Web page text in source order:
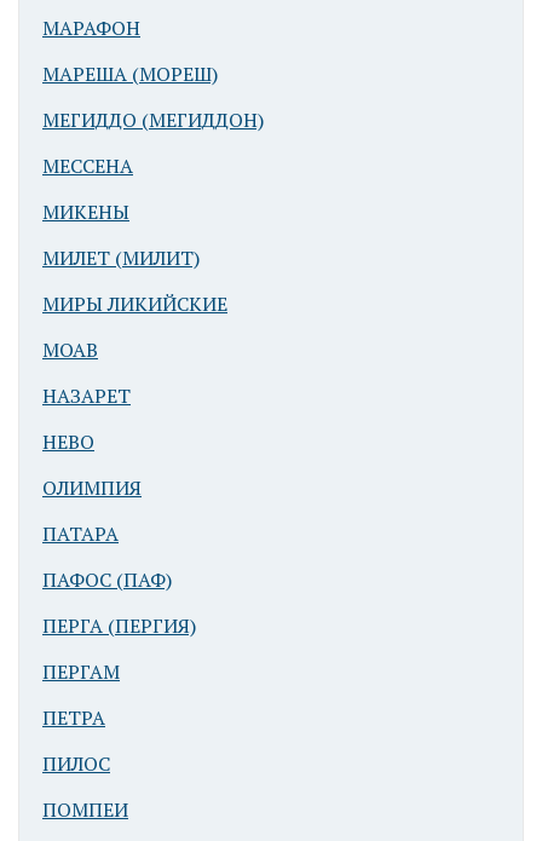
МАРАФОН
МАРЕША (МОРЕШ)
МЕГИДДО (МЕГИДДОН)
МЕССЕНА
МИКЕНЫ
МИЛЕТ (МИЛИТ)
МИРЫ ЛИКИЙСКИЕ
МОАВ
НАЗАРЕТ
НЕВО
ОЛИМПИЯ
ПАТАРА
ПАФОС (ПАФ)
ПЕРГА (ПЕРГИЯ)
ПЕРГАМ
ПЕТРА
ПИЛОС
ПОМПЕИ